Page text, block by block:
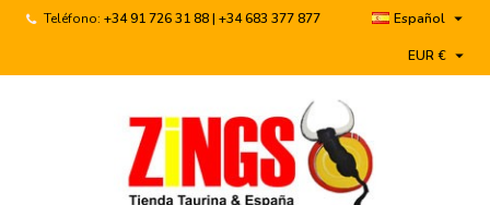
Teléfono: +34 91 726 31 88 | +34 683 377 877 Español 
EUR € 